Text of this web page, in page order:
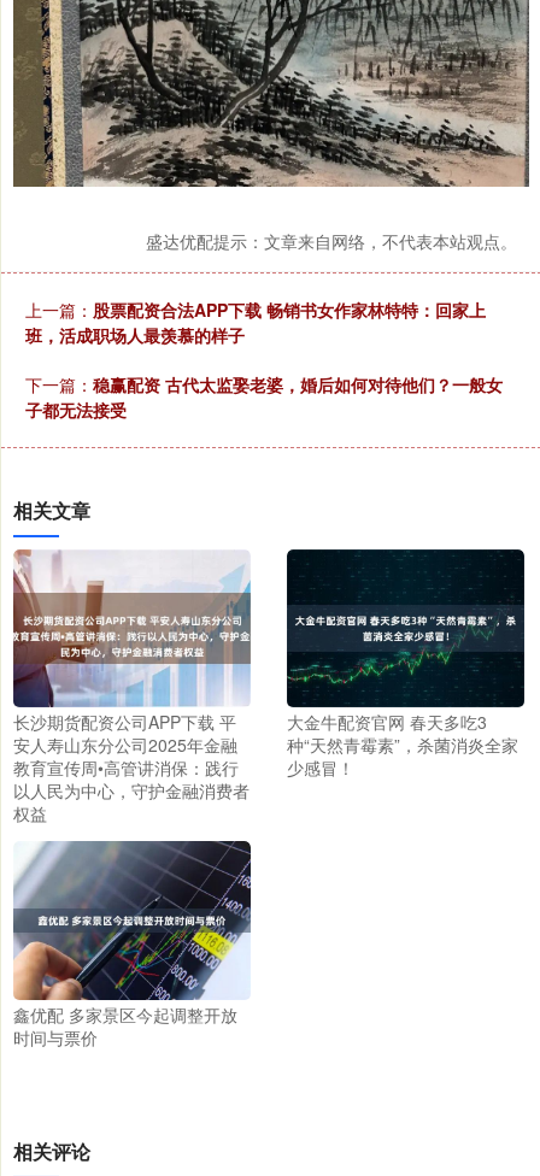
盛达优配提示：文章来自网络，不代表本站观点。
上一篇： 股票配资合法APP下载 畅销书女作家林特特：回家上
班，活成职场人最羡慕的样子
下一篇： 稳赢配资 古代太监娶老婆，婚后如何对待他们？一般女
子都无法接受
相关文章
长沙期货配资公司APP下载 平
安人寿山东分公司2025年金融
教育宣传周•高管讲消保：践行
以人民为中心，守护金融消费者
权益
大金牛配资官网 春天多吃3
种“天然青霉素”，杀菌消炎全家
少感冒！
鑫优配 多家景区今起调整开放
时间与票价
相关评论